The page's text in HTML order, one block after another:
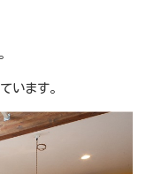
います。